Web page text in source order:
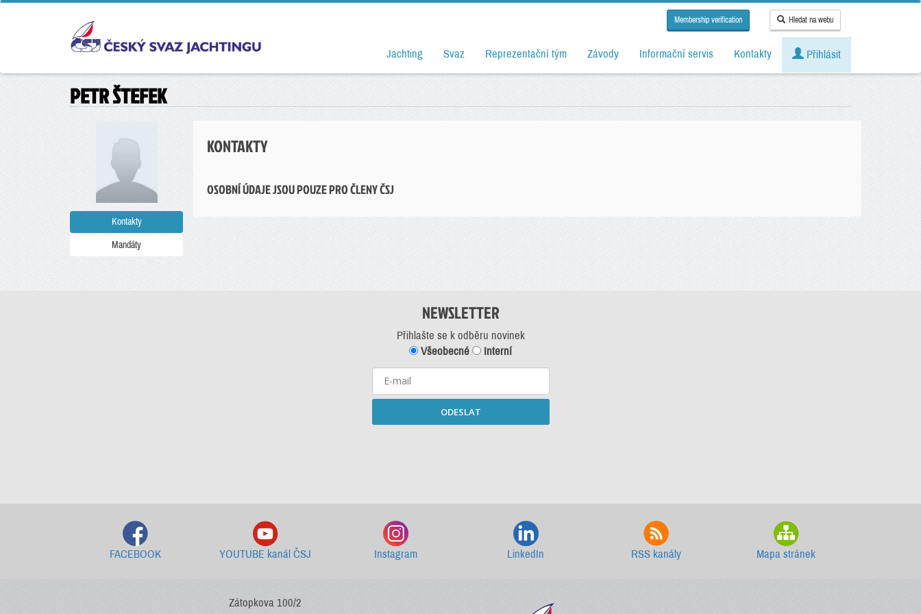
Membership verification Hledat na webu
Jachting Svaz Reprezentační tým Závody Informační servis Kontakty Přihlásit
PETR ŠTEFEK
Kontakty
Mandáty
KONTAKTY
OSOBNÍ ÚDAJE JSOU POUZE PRO ČLENY ČSJ
NEWSLETTER
Přihlašte se k odběru novinek
Všeobecné
Interní
ODESLAT
FACEBOOK YOUTUBE kanál ČSJ Instagram LinkedIn RSS kanály Mapa stránek
Zátopkova 100/2